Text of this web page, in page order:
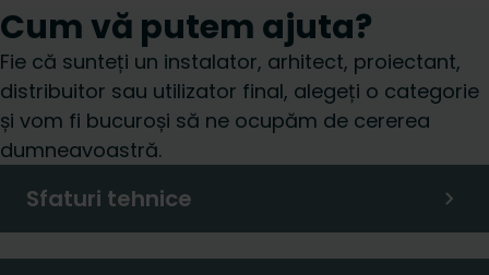
Cum vă putem ajuta?
Fie că sunteți un instalator, arhitect, proiectant,
distribuitor sau utilizator final, alegeți o categorie
și vom fi bucuroși să ne ocupăm de cererea
dumneavoastră.
Sfaturi tehnice